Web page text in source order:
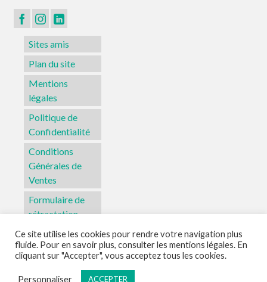
Sites amis
Plan du site
Mentions
légales
Politique de
Confidentialité
Conditions
Générales de
Ventes
Formulaire de
rétractation
Sites amis Plan du site Mentions légales Politique de Confidentialité
Ce site utilise les cookies pour rendre votre navigation plus
fluide. Pour en savoir plus, consulter les mentions légales. En
cliquant sur "Accepter", vous acceptez tous les cookies.
Personnaliser ACCEPTER